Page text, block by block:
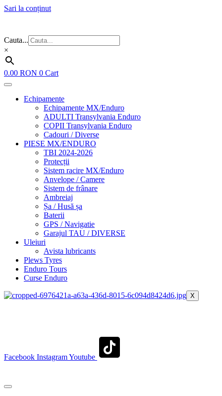
Sari la conținut
Cauta...
×
0.00 RON 0 Cart
Echipamente
Echipamente MX/Enduro
ADULTI Transylvania Enduro
COPII Transylvania Enduro
Cadouri / Diverse
PIESE MX/ENDURO
TBI 2024-2026
Protecții
Sistem racire MX/Enduro
Anvelope / Camere
Sistem de frânare
Ambreiaj
Șa / Husă șa
Baterii
GPS / Navigatie
Garajul TAU / DIVERSE
Uleiuri
Avista lubricants
Plews Tyres
Enduro Tours
Curse Enduro
X
Facebook InstagramYoutube